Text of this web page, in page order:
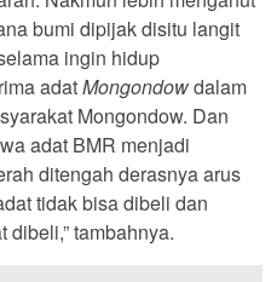
bumi dipijak disitu langit
ingin hidup
adatMongondowdalam
Mongondow. Dan
adat BMR menjadi
ditengah derasnya arus
tidak bisa dibeli dan
dibeli,” tambahnya.